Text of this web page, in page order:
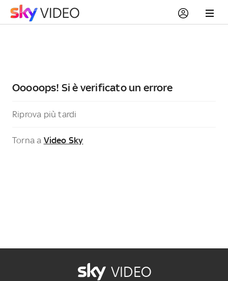
Ooooops! Si è verificato un errore
Riprova più tardi
Torna a Video Sky
VIDEO